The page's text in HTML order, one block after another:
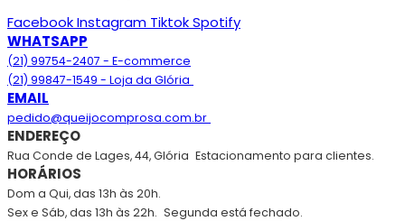
FacebookInstagram TiktokSpotify
WHATSAPP
(21) 99754-2407 - E-commerce
(21) 99847-1549 - Loja da Glória
EMAIL
pedido@queijocomprosa.com.br
ENDEREÇO
Rua Conde de Lages, 44, Glória Estacionamento para clientes.
HORÁRIOS
Dom a Qui, das 13h às 20h.
Sex e Sáb, das 13h às 22h. Segunda está fechado.